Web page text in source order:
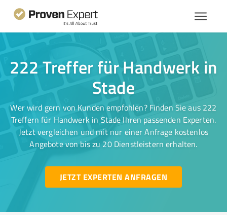
222 Treffer für Handwerk in
Stade
Wer wird gern von Kunden empfohlen? Finden Sie aus 222
Treffern für Handwerk in Stade Ihren passenden Experten.
Jetzt vergleichen und mit nur einer Anfrage kostenlos
Angebote von bis zu 20 Dienstleistern erhalten.
JETZT EXPERTEN ANFRAGEN